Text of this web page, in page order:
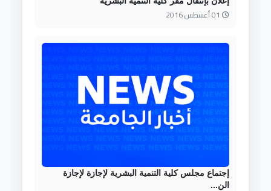
إجتماع مجلس كلية التنمية البشرية لإجازة لإجازة
الن...